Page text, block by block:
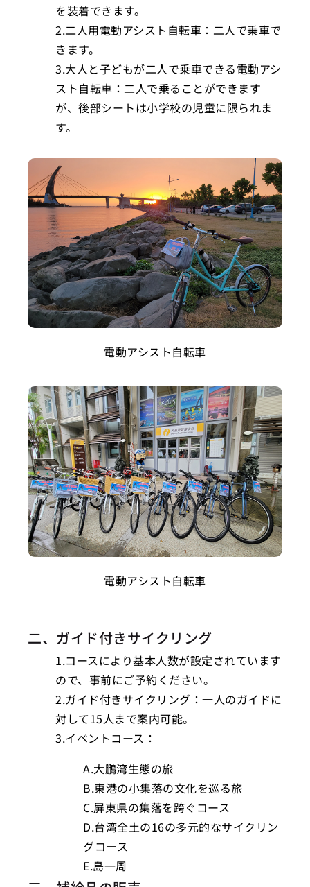
を装着できます。
2.二人用電動アシスト自転車：二人で乗車で
きます。
3.大人と子どもが二人で乗車できる電動アシ
スト自転車：二人で乗ることができます
が、後部シートは小学校の児童に限られま
す。
電動アシスト自転車
電動アシスト自転車
二、ガイド付きサイクリング
1.コースにより基本人数が設定されています
ので、事前にご予約ください。
2.ガイド付きサイクリング：一人のガイドに
対して15人まで案内可能。
3.イベントコース：
A.大鵬湾生態の旅
B.東港の小集落の文化を巡る旅
C.屏東県の集落を跨ぐコース
D.台湾全土の16の多元的なサイクリン
グコース
E.島一周